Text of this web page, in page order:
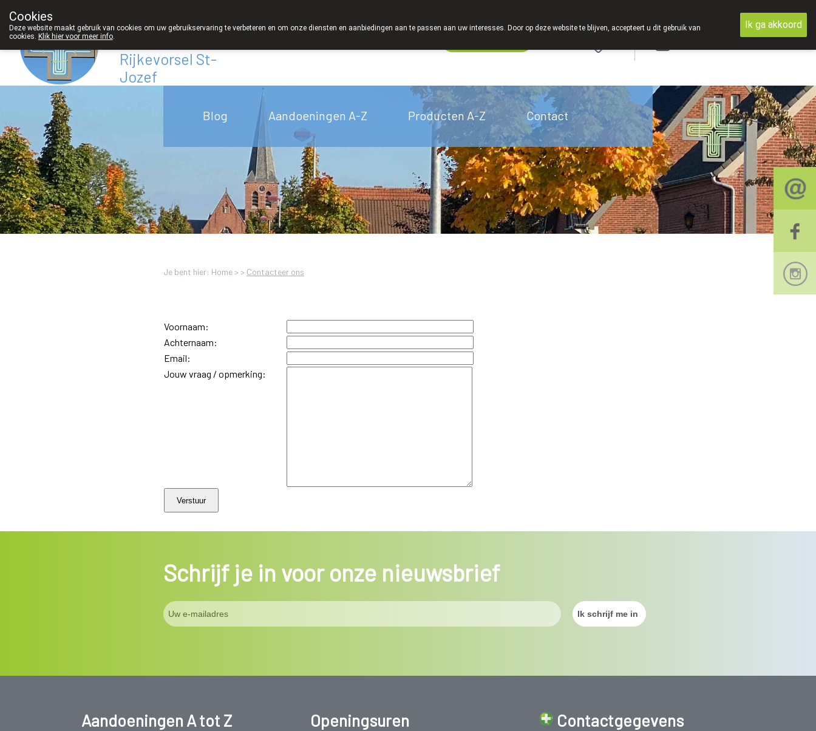
Apotheek
Rijkevorsel St-
Jozef
Blog Aandoeningen A-Z Producten A-Z Contact
Je bent hier: Home >> Contacteer ons
Voornaam:
Achternaam:
Email:
Jouw vraag / opmerking:
Schrijf je in voor onze nieuwsbrief
Aandoeningen A tot Z Openingsuren Contactgegevens
Cookies
Deze website maakt gebruik van cookies om uw gebruikservaring te verbeteren en om onze diensten en aanbiedingen aan te passen aan uw interesses. Door op deze website te blijven, accepteert u dit gebruik van
cookies. Klik hier voor meer info.
Ik ga akkoord